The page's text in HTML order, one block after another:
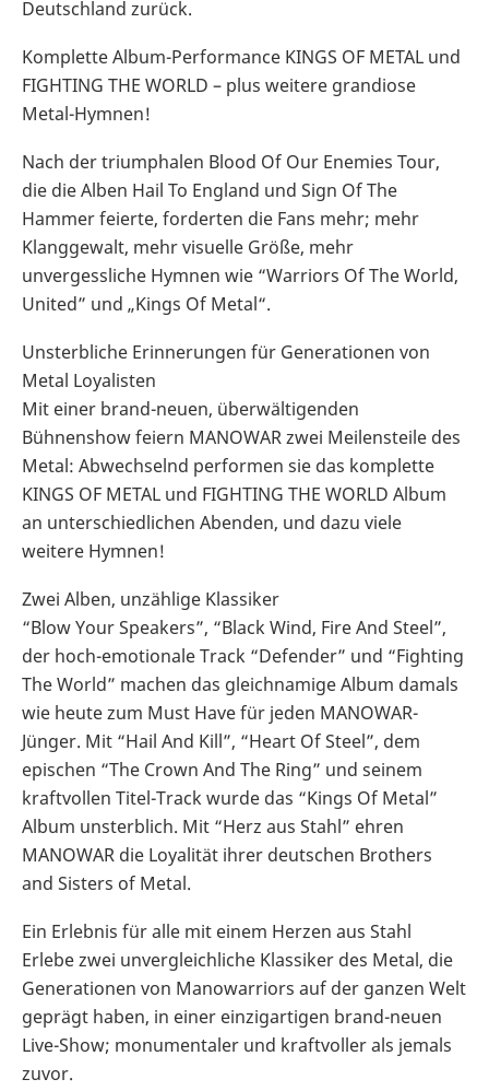
Deutschland zurück.
Komplette Album-Performance KINGS OF METAL und
FIGHTING THE WORLD – plus weitere grandiose
Metal-Hymnen!
Nach der triumphalen Blood Of Our Enemies Tour,
die die Alben Hail To England und Sign Of The
Hammer feierte, forderten die Fans mehr; mehr
Klanggewalt, mehr visuelle Größe, mehr
unvergessliche Hymnen wie “Warriors Of The World,
United” und „Kings Of Metal“.
Unsterbliche Erinnerungen für Generationen von
Metal Loyalisten
Mit einer brand-neuen, überwältigenden
Bühnenshow feiern MANOWAR zwei Meilensteile des
Metal: Abwechselnd performen sie das komplette
KINGS OF METAL und FIGHTING THE WORLD Album
an unterschiedlichen Abenden, und dazu viele
weitere Hymnen!
Zwei Alben, unzählige Klassiker
“Blow Your Speakers”, “Black Wind, Fire And Steel”,
der hoch-emotionale Track “Defender” und “Fighting
The World” machen das gleichnamige Album damals
wie heute zum Must Have für jeden MANOWAR-
Jünger. Mit “Hail And Kill”, “Heart Of Steel”, dem
epischen “The Crown And The Ring” und seinem
kraftvollen Titel-Track wurde das “Kings Of Metal”
Album unsterblich. Mit “Herz aus Stahl” ehren
MANOWAR die Loyalität ihrer deutschen Brothers
and Sisters of Metal.
Ein Erlebnis für alle mit einem Herzen aus Stahl
Erlebe zwei unvergleichliche Klassiker des Metal, die
Generationen von Manowarriors auf der ganzen Welt
geprägt haben, in einer einzigartigen brand-neuen
Live-Show; monumentaler und kraftvoller als jemals
zuvor.